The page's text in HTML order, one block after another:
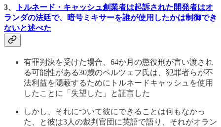
3、
トルネード・キャッシュ創業者は起訴された開発者はオ
ランダの法廷で、暗号ミキサーを誰が使用したかは制御でき
ないと述べた
有罪判決を受けた場合、64か月の懲役刑が言い渡され
る可能性がある30歳のペルツェフ氏は、犯罪者らが不
法利益を隠蔽するためにトルネードキャッシュを使用
したことに「失望した」と証言した
しかし、それについて彼にできることは何もなかっ
た、と彼は3人の裁判官団に英語で語り、それがオラン